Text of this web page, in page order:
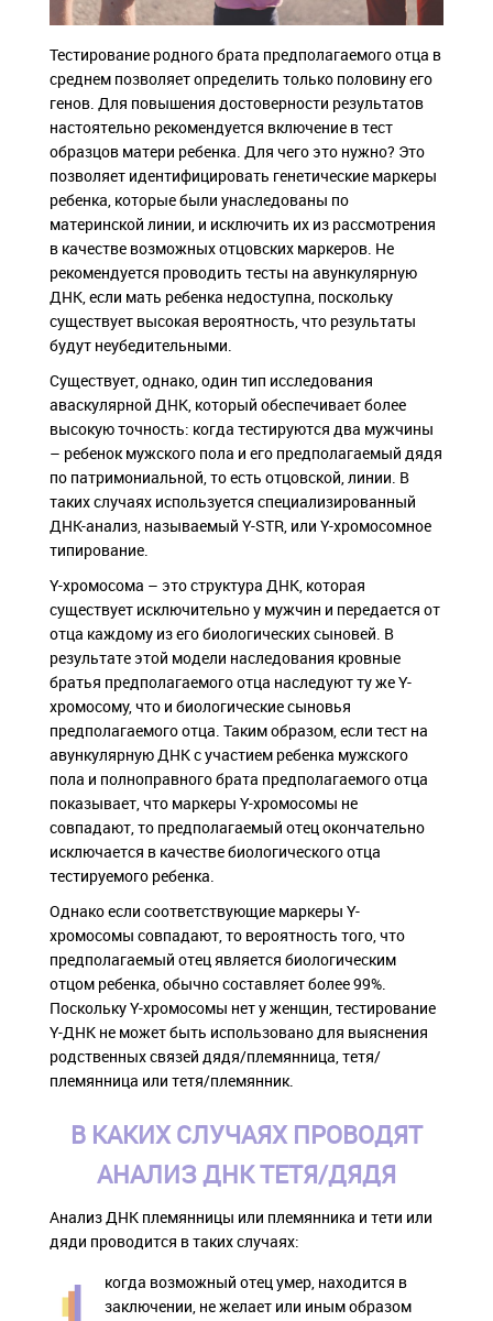
Тестирование родного брата предполагаемого отца в
среднем позволяет определить только половину его
генов. Для повышения достоверности результатов
настоятельно рекомендуется включение в тест
образцов матери ребенка. Для чего это нужно? Это
позволяет идентифицировать генетические маркеры
ребенка, которые были унаследованы по
материнской линии, и исключить их из рассмотрения
в качестве возможных отцовских маркеров. Не
рекомендуется проводить тесты на авункулярную
ДНК, если мать ребенка недоступна, поскольку
существует высокая вероятность, что результаты
будут неубедительными.
Существует, однако, один тип исследования
аваскулярной ДНК, который обеспечивает более
высокую точность: когда тестируются два мужчины
– ребенок мужского пола и его предполагаемый дядя
по патримониальной, то есть отцовской, линии. В
таких случаях используется специализированный
ДНК-анализ, называемый Y-STR, или Y-хромосомное
типирование.
Y-хромосома – это структура ДНК, которая
существует исключительно у мужчин и передается от
отца каждому из его биологических сыновей. В
результате этой модели наследования кровные
братья предполагаемого отца наследуют ту же Y-
хромосому, что и биологические сыновья
предполагаемого отца. Таким образом, если тест на
авункулярную ДНК с участием ребенка мужского
пола и полноправного брата предполагаемого отца
показывает, что маркеры Y-хромосомы не
совпадают, то предполагаемый отец окончательно
исключается в качестве биологического отца
тестируемого ребенка.
Однако если соответствующие маркеры Y-
хромосомы совпадают, то вероятность того, что
предполагаемый отец является биологическим
отцом ребенка, обычно составляет более 99%.
Поскольку Y-хромосомы нет у женщин, тестирование
Y-ДНК не может быть использовано для выяснения
родственных связей дядя/племянница, тетя/
племянница или тетя/племянник.
В КАКИХ СЛУЧАЯХ ПРОВОДЯТ
АНАЛИЗ ДНК ТЕТЯ/ДЯДЯ
Анализ ДНК племянницы или племянника и тети или
дяди проводится в таких случаях:
когда возможный отец умер, находится в
заключении, не желает или иным образом